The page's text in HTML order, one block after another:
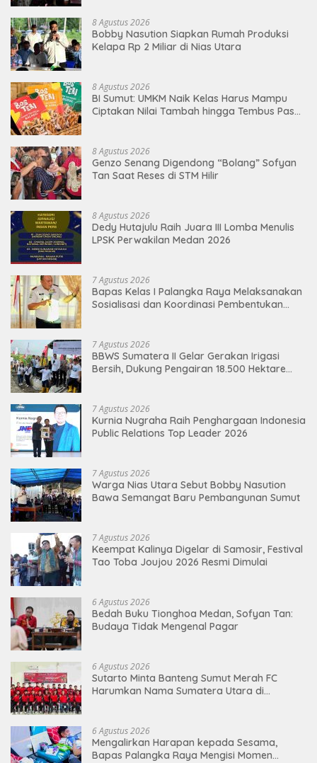
8 Agustus 2026
Bobby Nasution Siapkan Rumah Produksi
Kelapa Rp 2 Miliar di Nias Utara
8 Agustus 2026
BI Sumut: UMKM Naik Kelas Harus Mampu
Ciptakan Nilai Tambah hingga Tembus Pasar
8 Agustus 2026
Genzo Senang Digendong “Bolang” Sofyan
Tan Saat Reses di STM Hilir
8 Agustus 2026
Dedy Hutajulu Raih Juara III Lomba Menulis
LPSK Perwakilan Medan 2026
7 Agustus 2026
Bapas Kelas I Palangka Raya Melaksanakan
Sosialisasi dan Koordinasi Pembentukan
7 Agustus 2026
BBWS Sumatera II Gelar Gerakan Irigasi
Bersih, Dukung Pengairan 18.500 Hektare
7 Agustus 2026
Kurnia Nugraha Raih Penghargaan Indonesia
Public Relations Top Leader 2026
7 Agustus 2026
Warga Nias Utara Sebut Bobby Nasution
Bawa Semangat Baru Pembangunan Sumut
7 Agustus 2026
Keempat Kalinya Digelar di Samosir, Festival
Tao Toba Joujou 2026 Resmi Dimulai
6 Agustus 2026
Bedah Buku Tionghoa Medan, Sofyan Tan:
Budaya Tidak Mengenal Pagar
6 Agustus 2026
Sutarto Minta Banteng Sumut Merah FC
Harumkan Nama Sumatera Utara di
6 Agustus 2026
Mengalirkan Harapan kepada Sesama,
Bapas Palangka Raya Mengisi Momen